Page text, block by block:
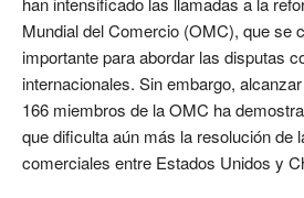
Mundial del Comercio (OMC), que se
importante para abordar las disputas
internacionales. Sin embargo,
166 miembros de la OMC ha
que dificulta aún más la resolución de
comerciales entre Estados Unidos y